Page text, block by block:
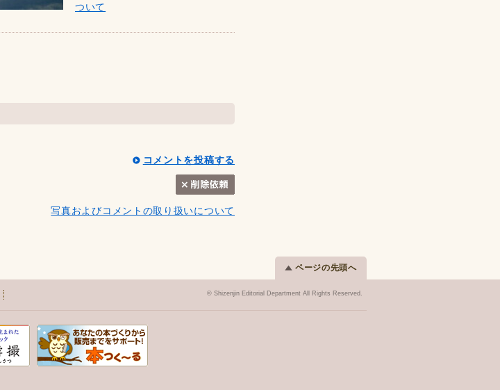
ついて
コメントを投稿する
写真およびコメントの取り扱いについて
ページの先頭へ
© Shizenjin Editorial Department All Rights Reserved.